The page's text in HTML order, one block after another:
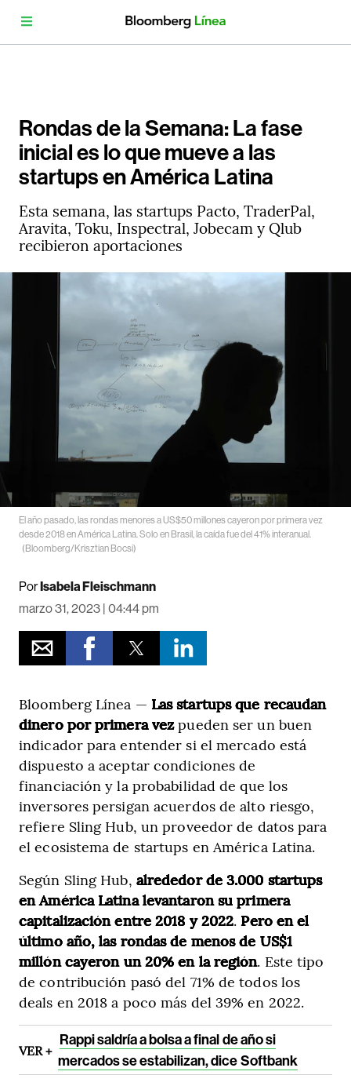
Rondas de la Semana: La fase
inicial es lo que mueve a las
startups en América Latina
Esta semana, las startups Pacto, TraderPal,
Aravita, Toku, Inspectral, Jobecam y Qlub
recibieron aportaciones
El año pasado, las rondas menores a US$50 millones cayeron por primera vez
desde 2018 en América Latina. Solo en Brasil, la caída fue del 41% interanual.
(Bloomberg/Krisztian Bocsi)
PorIsabela Fleischmann
marzo 31, 2023 | 04:44 pm
Bloomberg Línea — Las startups que recaudan
dinero por primera vezpueden ser un buen
indicador para entender si el mercado está
dispuesto a aceptar condiciones de
financiación y la probabilidad de que los
inversores persigan acuerdos de alto riesgo,
refiere Sling Hub, un proveedor de datos para
el ecosistema de startups en América Latina.
Según Sling Hub, alrededor de 3.000 startups
en América Latina levantaron su primera
capitalización entre 2018 y 2022. Pero en el
último año, las rondas de menos de US$1
millón cayeron un 20% en la región. Este tipo
de contribución pasó del 71% de todos los
deals en 2018 a poco más del 39% en 2022.
VER +
Rappi saldría a bolsa a final de año si
mercados se estabilizan, dice Softbank